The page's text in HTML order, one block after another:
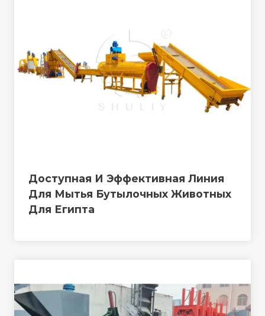
Доступная И Эффективная Линия
Для Мытья Бутылочных Животных
Для Египта